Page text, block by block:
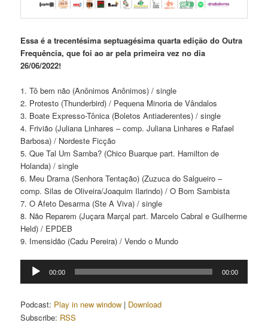
Essa é a trecentésima septuagésima quarta edição do Outra
Frequência, que foi ao ar pela primeira vez no dia
26/06/2022!
1. Tô bem não (Anônimos Anônimos) / single
2. Protesto (Thunderbird) / Pequena Minoria de Vândalos
3. Boate Expresso-Tônica (Boletos Antiaderentes) / single
4. Frivião (Juliana Linhares – comp. Juliana Linhares e Rafael
Barbosa) / Nordeste Ficção
5. Que Tal Um Samba? (Chico Buarque part. Hamilton de
Holanda) / single
6. Meu Drama (Senhora Tentação) (Zuzuca do Salgueiro –
comp. Silas de Oliveira/Joaquim Ilarindo) / O Bom Sambista
7. O Afeto Desarma (Ste A Viva) / single
8. Não Reparem (Juçara Marçal part. Marcelo Cabral e Guilherme
Held) / EPDEB
9. Imensidão (Cadu Pereira) / Vendo o Mundo
Tocador
00:00 00:00
Podcast: Play in new window | Download
Subscribe: RSS